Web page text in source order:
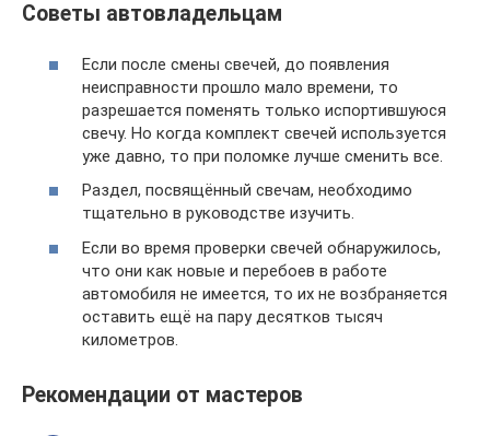
Советы автовладельцам
Если после смены свечей, до появления
неисправности прошло мало времени, то
разрешается поменять только испортившуюся
свечу. Но когда комплект свечей используется
уже давно, то при поломке лучше сменить все.
Раздел, посвящённый свечам, необходимо
тщательно в руководстве изучить.
Если во время проверки свечей обнаружилось,
что они как новые и перебоев в работе
автомобиля не имеется, то их не возбраняется
оставить ещё на пару десятков тысяч
километров.
Рекомендации от мастеров